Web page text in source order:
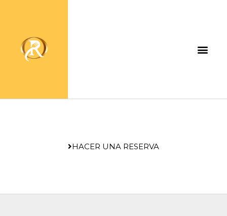
HACER UNA RESERVA